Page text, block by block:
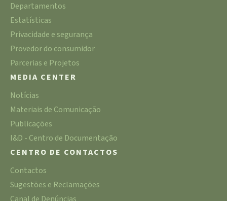
Departamentos
Estatísticas
Privacidade e segurança
Provedor do consumidor
Parcerias e Projetos
MEDIA CENTER
Notícias
Materiais de Comunicação
Publicações
I&D - Centro de Documentação
CENTRO DE CONTACTOS
Contactos
Sugestões e Reclamações